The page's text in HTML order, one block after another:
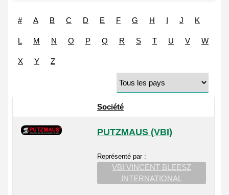
# A B C D E F G H I J K
L M N O P Q R S T U V W
X Y Z
Société
PUTZMAUS (VBI)
Représenté par :
VBI VINCENT BLEESZ
INTERNATIONAL